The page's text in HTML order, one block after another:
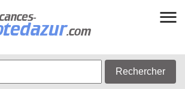
Rechercher